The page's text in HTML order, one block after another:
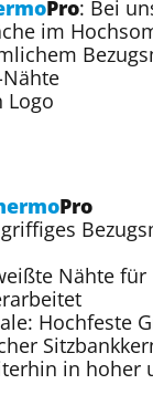
Pro: Bei
im
Nähte
Logo
Pro
Nähte
Hochfeste
in